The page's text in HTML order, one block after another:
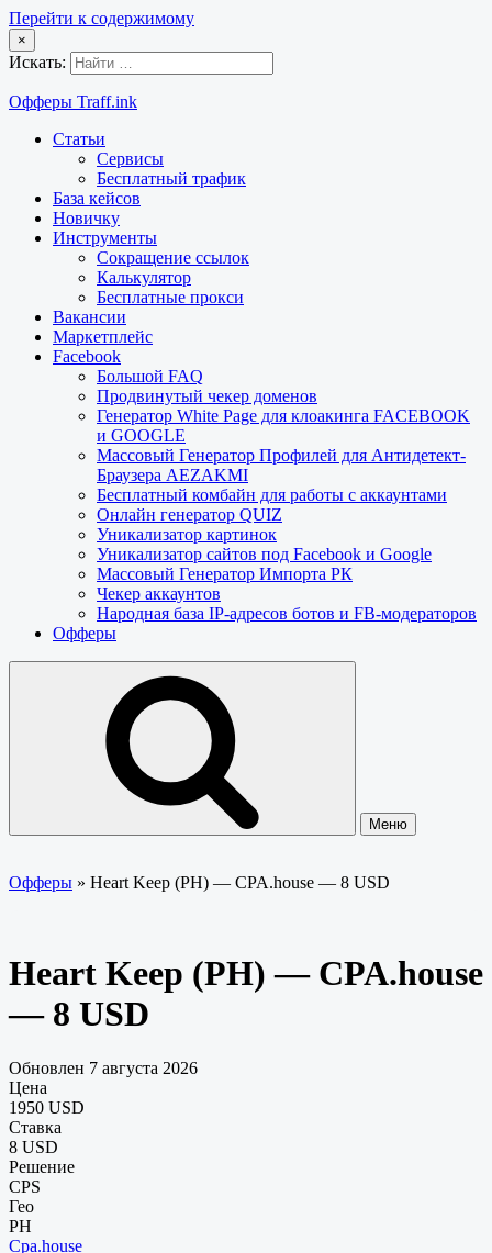
Перейти к содержимому
×
Искать:
Офферы Traff.ink
Статьи
Сервисы
Бесплатный трафик
База кейсов
Новичку
Инструменты
Сокращение ссылок
Калькулятор
Бесплатные прокси
Вакансии
Маркетплейс
Facebook
Большой FAQ
Продвинутый чекер доменов
Генератор White Page для клоакинга FACEBOOK
и GOOGLE
Массовый Генератор Профилей для Антидетект-
Браузера AEZAKMI
Бесплатный комбайн для работы с аккаунтами
Онлайн генератор QUIZ
Уникализатор картинок
Уникализатор сайтов под Facebook и Google
Массовый Генератор Импорта РК
Чекер аккаунтов
Народная база IP-адресов ботов и FB-модераторов
Офферы
Меню
Офферы » Heart Keep (PH) — CPA.house — 8 USD
Heart Keep (PH) — CPA.house
— 8 USD
Обновлен 7 августа 2026
Цена
1950 USD
Ставка
8 USD
Решение
CPS
Гео
PH
Cpa.house